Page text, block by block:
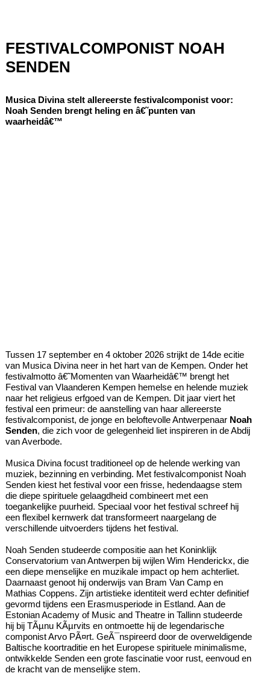
FESTIVALCOMPONIST NOAH
SENDEN
Musica Divina stelt allereerste festivalcomponist voor:
Noah Senden brengt heling en â€˜punten van
waarheidâ€™
Tussen 17 september en 4 oktober 2026 strijkt de 14de ecitie
van Musica Divina neer in het hart van de Kempen. Onder het
festivalmotto â€˜Momenten van Waarheidâ€™ brengt het
Festival van Vlaanderen Kempen hemelse en helende muziek
naar het religieus erfgoed van de Kempen. Dit jaar viert het
festival een primeur: de aanstelling van haar allereerste
festivalcomponist, de jonge en beloftevolle Antwerpenaar Noah
Senden, die zich voor de gelegenheid liet inspireren in de Abdij
van Averbode.
Musica Divina focust traditioneel op de helende werking van
muziek, bezinning en verbinding. Met festivalcomponist Noah
Senden kiest het festival voor een frisse, hedendaagse stem
die diepe spirituele gelaagdheid combineert met een
toegankelijke puurheid. Speciaal voor het festival schreef hij
een flexibel kernwerk dat transformeert naargelang de
verschillende uitvoerders tijdens het festival.
Noah Senden studeerde compositie aan het Koninklijk
Conservatorium van Antwerpen bij wijlen Wim Henderickx, die
een diepe menselijke en muzikale impact op hem achterliet.
Daarnaast genoot hij onderwijs van Bram Van Camp en
Mathias Coppens. Zijn artistieke identiteit werd echter definitief
gevormd tijdens een Erasmusperiode in Estland. Aan de
Estonian Academy of Music and Theatre in Tallinn studeerde
hij bij TÃµnu KÃµrvits en ontmoette hij de legendarische
componist Arvo PÃ¤rt. GeÃ¯nspireerd door de overweldigende
Baltische koortraditie en het Europese spirituele minimalisme,
ontwikkelde Senden een grote fascinatie voor rust, eenvoud en
de kracht van de menselijke stem.